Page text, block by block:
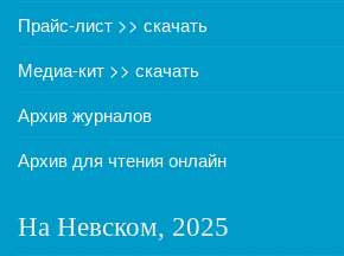
Прайс-лист >> скачать
Медиа-кит >> скачать
Архив журналов
Архив для чтения онлайн
На Невском, 2025